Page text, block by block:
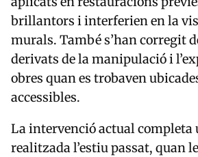
brillantors i interferien en la
murals. També s’han corregit
derivats de la manipulació i
obres quan es trobaven
accessibles.
La intervenció actual completa
realitzada l’estiu passat, quan